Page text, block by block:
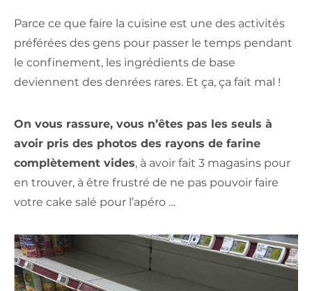
Parce ce que faire la cuisine est une des activités
préférées des gens pour passer le temps pendant
le confinement, les ingrédients de base
deviennent des denrées rares. Et ça, ça fait mal !
On vous rassure, vous n’êtes pas les seuls à
avoir pris des photos des rayons de farine
complètement vides, à avoir fait 3 magasins pour
en trouver, à être frustré de ne pas pouvoir faire
votre cake salé pour l’apéro …